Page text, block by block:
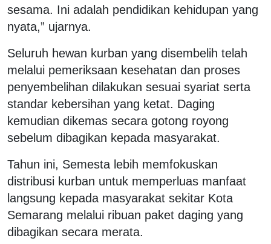
sesama. Ini adalah pendidikan kehidupan yang
nyata,” ujarnya.
Seluruh hewan kurban yang disembelih telah
melalui pemeriksaan kesehatan dan proses
penyembelihan dilakukan sesuai syariat serta
standar kebersihan yang ketat. Daging
kemudian dikemas secara gotong royong
sebelum dibagikan kepada masyarakat.
Tahun ini, Semesta lebih memfokuskan
distribusi kurban untuk memperluas manfaat
langsung kepada masyarakat sekitar Kota
Semarang melalui ribuan paket daging yang
dibagikan secara merata.